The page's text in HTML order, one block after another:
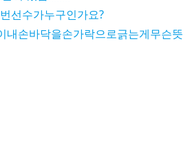
선수가누구인가요?
내손바닥을손가락으로긁는게무슨뜻